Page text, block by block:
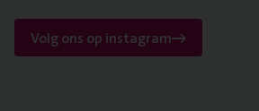
Volg ons op instagram